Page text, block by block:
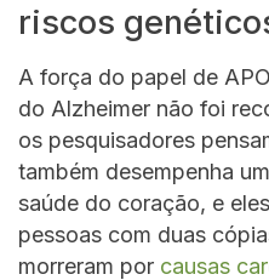
riscos
A força do papel de
do Alzheimer não foi
os pesquisadores
também desempenha
saúde do coração, e
pessoas com duas
morreram por causas